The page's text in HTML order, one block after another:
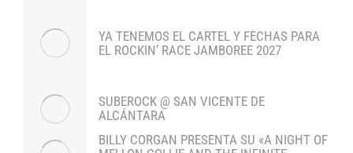
YA TENEMOS EL CARTEL Y FECHAS PARA
EL ROCKIN’ RACE JAMBOREE 2027
SUBEROCK @ SAN VICENTE DE
ALCÁNTARA
BILLY CORGAN PRESENTA SU «A NIGHT OF